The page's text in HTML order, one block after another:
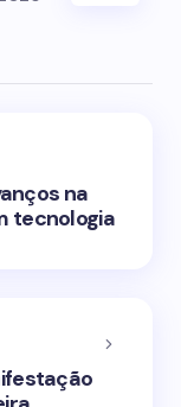
na
tecnologia